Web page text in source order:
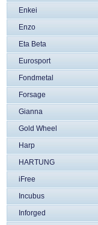
Enkei
Enzo
Eta Beta
Eurosport
Fondmetal
Forsage
Gianna
Gold Wheel
Harp
HARTUNG
iFree
Incubus
Inforged